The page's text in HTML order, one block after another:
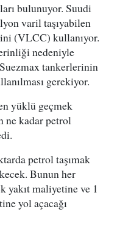
bulunuyor. Suudi
varil taşıyabilen
(VLCC) kullanıyor.
nedeniyle
tankerlerinin
gerekiyor.
yüklü geçmek
ne kadar petrol
petrol taşımak
Bunun her
yakıt maliyetine ve 1
yol açacağı